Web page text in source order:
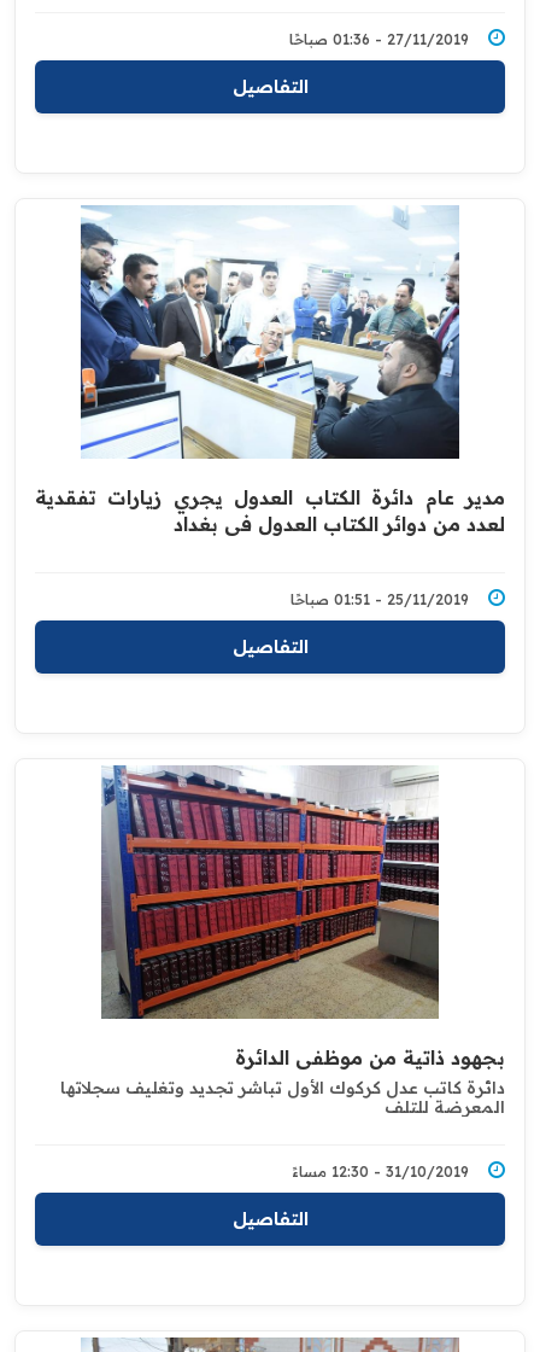
27/11/2019 - 01:36 صباحًا
التفاصيل
مدير عام دائرة الكتاب العدول يجري زيارات تفقدية
لعدد من دوائر الكتاب العدول في بغداد
25/11/2019 - 01:51 صباحًا
التفاصيل
بجهود ذاتية من موظفي الدائرة
دائرة كاتب عدل كركوك الأول تباشر تجديد وتغليف سجلاتها
المعرضة للتلف
31/10/2019 - 12:30 مساءً
التفاصيل